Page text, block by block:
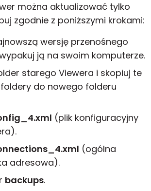
można aktualizować tylko
zgodnie z poniższymi krokami:
wersję przenośnego
ją na swoim komputerze.
starego Viewera i skopiuj te
do nowego folderu
(plik konfiguracyjny
(ogólna
adresowa).
backups.